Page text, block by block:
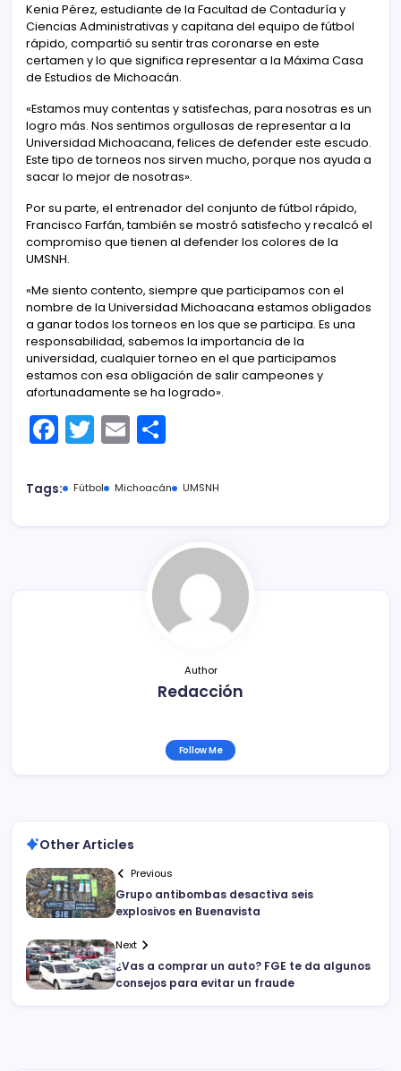
Kenia Pérez, estudiante de la Facultad de Contaduría y
Ciencias Administrativas y capitana del equipo de fútbol
rápido, compartió su sentir tras coronarse en este
certamen y lo que significa representar a la Máxima Casa
de Estudios de Michoacán.
«Estamos muy contentas y satisfechas, para nosotras es un
logro más. Nos sentimos orgullosas de representar a la
Universidad Michoacana, felices de defender este escudo.
Este tipo de torneos nos sirven mucho, porque nos ayuda a
sacar lo mejor de nosotras».
Por su parte, el entrenador del conjunto de fútbol rápido,
Francisco Farfán, también se mostró satisfecho y recalcó el
compromiso que tienen al defender los colores de la
UMSNH.
«Me siento contento, siempre que participamos con el
nombre de la Universidad Michoacana estamos obligados
a ganar todos los torneos en los que se participa. Es una
responsabilidad, sabemos la importancia de la
universidad, cualquier torneo en el que participamos
estamos con esa obligación de salir campeones y
afortunadamente se ha logrado».
F
a
c
T
w
itt
E
m
ai m
ar
tir
Tags: Fútbol Michoacán UMSNH
Author
Redacción
Follow Me
Other Articles
Previous
Grupo antibombas desactiva seis
explosivos en Buenavista
Next
¿Vas a comprar un auto? FGE te da algunos
consejos para evitar un fraude